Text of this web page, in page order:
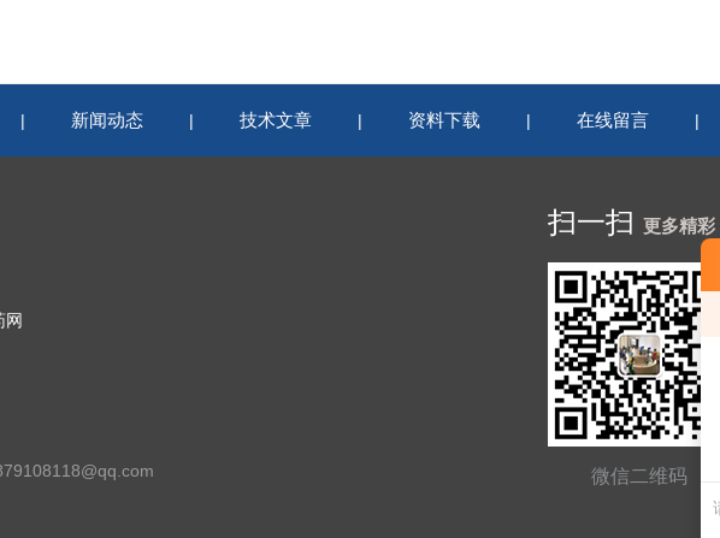
| 新闻动态 | 技术文章 | 资料下载 | 在线留言 |
网
扫一扫 更多精彩
微信二维码